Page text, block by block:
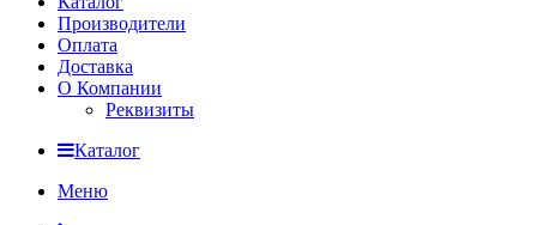
Производители
Оплата
Доставка
О Компании
Реквизиты
Каталог
Меню